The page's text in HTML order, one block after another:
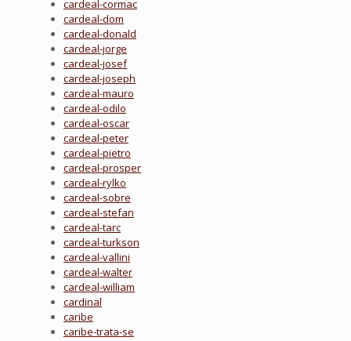
cardeal-cormac
cardeal-dom
cardeal-donald
cardeal-jorge
cardeal-josef
cardeal-joseph
cardeal-mauro
cardeal-odilo
cardeal-oscar
cardeal-peter
cardeal-pietro
cardeal-prosper
cardeal-rylko
cardeal-sobre
cardeal-stefan
cardeal-tarc
cardeal-turkson
cardeal-vallini
cardeal-walter
cardeal-william
cardinal
caribe
caribe-trata-se